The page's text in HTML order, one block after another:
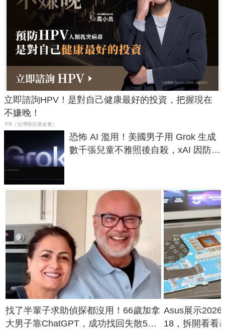
立即諮詢HPV！是對自己健康最好的投資，把握現在
不嫌晚！
PR（台灣癌症基金會）
恐怖 AI 濫用！美國男子用 Grok 生成
數千張兒童不雅照後自殺，xAI 因防護
找了半輩子求助偵探都沒用！66歲加拿
大男子靠ChatGPT，成功找回失散50
Asus展示2026
18，拆開看看